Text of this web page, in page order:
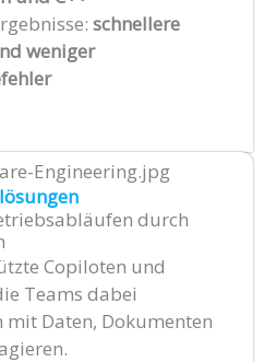
schnellere
weniger
durch
Copiloten und
Teams dabei
Daten, Dokumenten